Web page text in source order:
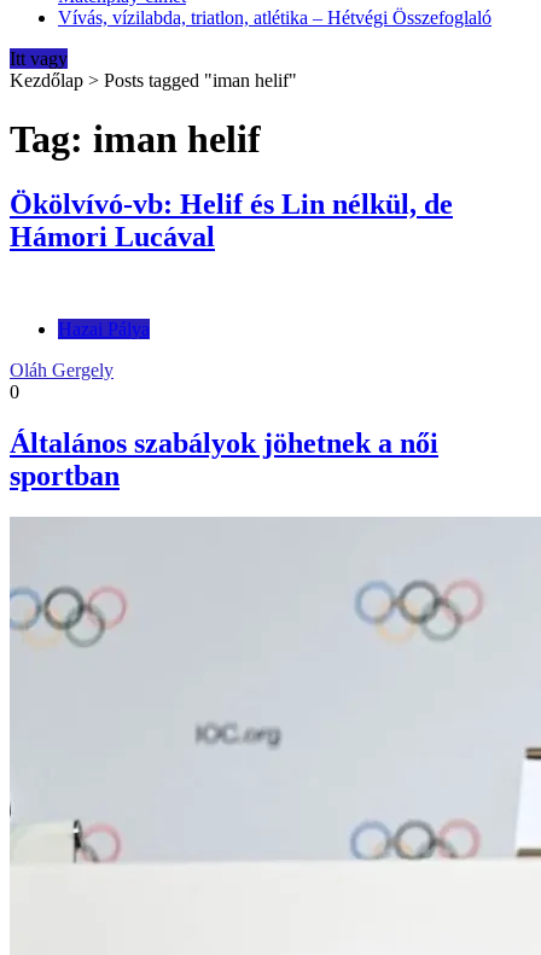
Vívás, vízilabda, triatlon, atlétika – Hétvégi Összefoglaló
Itt vagy
Kezdőlap > Posts tagged "iman helif"
Tag: iman helif
Ökölvívó-vb: Helif és Lin nélkül, de
Hámori Lucával
Hazai Pálya
Oláh Gergely
0
Általános szabályok jöhetnek a női
sportban